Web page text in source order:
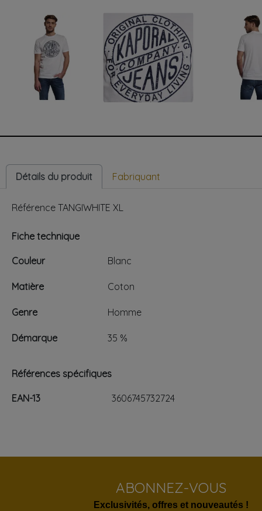
Détails du produit Fabriquant
Référence TANGIWHITE XL
Fiche technique
Couleur Blanc
Matière Coton
Genre Homme
Démarque 35 %
Références spécifiques
EAN-13 3606745732724
ABONNEZ-VOUS
Exclusivités, offres et nouveautés !